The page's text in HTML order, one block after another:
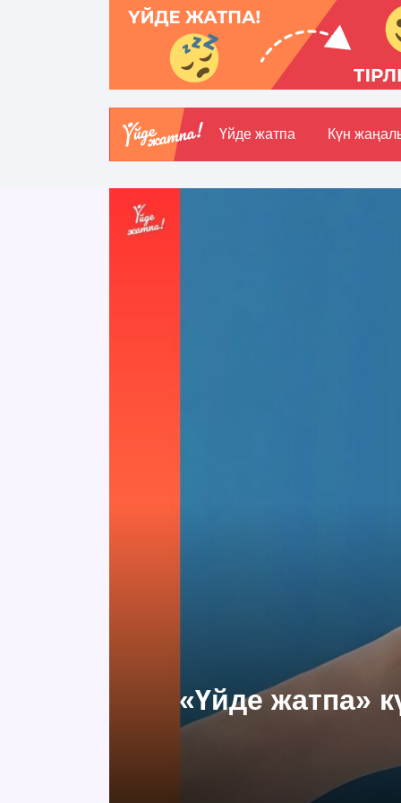
Үйде жатпа Күн
«Үйде жатпа»